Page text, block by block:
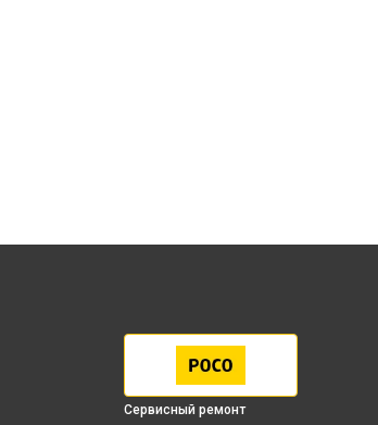
Сервисный ремонт